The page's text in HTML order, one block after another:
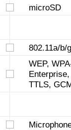
microSD
802.11a/b/
WEP,
TTLS,